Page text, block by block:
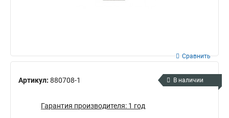
Артикул: 880708-1
Сравнить
В наличии
Гарантия производителя: 1 год